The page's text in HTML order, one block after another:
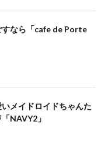
すなら「cafe de Porte
メイドロイドちゃんた
NAVY2」